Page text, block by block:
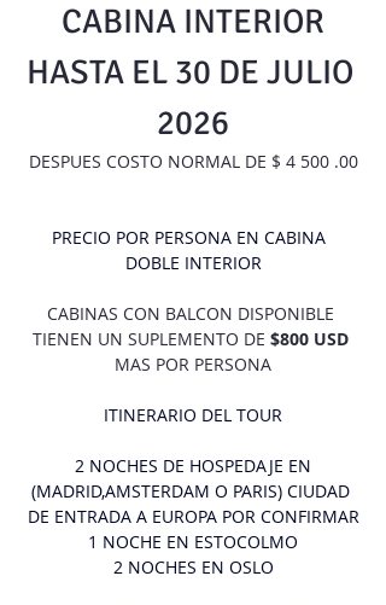
CABINA INTERIOR
HASTA EL 30 DE JULIO
2026
DESPUES COSTO NORMAL DE $ 4 500 .00
PRECIO POR PERSONA EN CABINA
DOBLE INTERIOR
CABINAS CON BALCON DISPONIBLE
TIENEN UN SUPLEMENTO DE $800 USD
MAS POR PERSONA
ITINERARIO DEL TOUR
2 NOCHES DE HOSPEDAJE EN
(MADRID,AMSTERDAM O PARIS) CIUDAD
DE ENTRADA A EUROPA POR CONFIRMAR
1 NOCHE EN ESTOCOLMO
2 NOCHES EN OSLO